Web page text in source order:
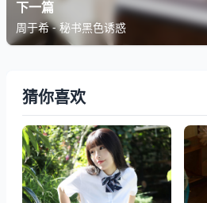
下一篇
周于希 - 秘书黑色诱惑
猜你喜欢